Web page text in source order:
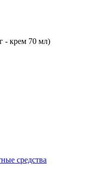
- крем 70 мл)
средства